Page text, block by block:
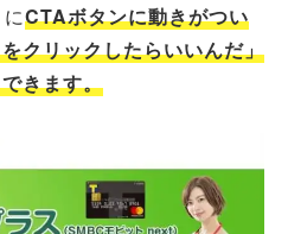
CTAボタンに動きがつい
クリックしたらいいんだ」
きます。